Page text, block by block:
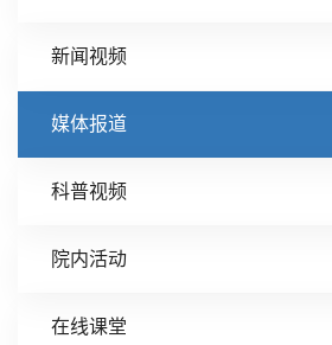
新闻视频
媒体报道
科普视频
院内活动
在线课堂